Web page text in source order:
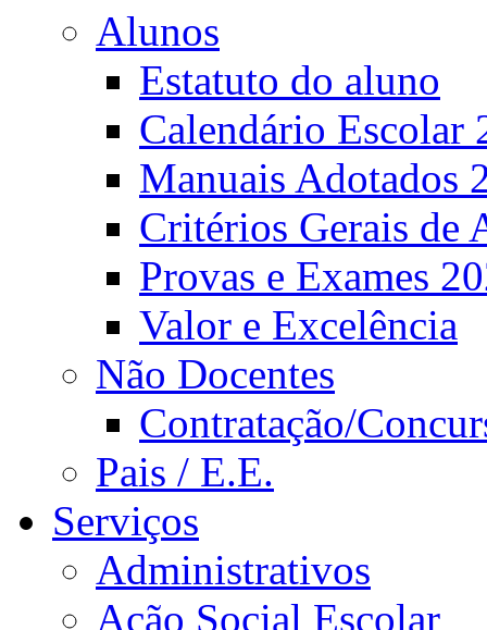
Alunos
Estatuto do aluno
Calendário Escolar
Manuais Adotados
Critérios Gerais de
Provas e Exames
Valor e Excelência
Não Docentes
Contratação/
Pais / E.E.
Serviços
Administrativos
Ação Social Escolar